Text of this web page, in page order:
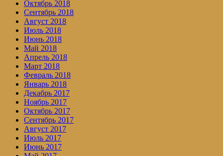
Октябрь 2018
Сентябрь 2018
Август 2018
Июль 2018
Июнь 2018
Май 2018
Апрель 2018
Март 2018
Февраль 2018
Январь 2018
Декабрь 2017
Ноябрь 2017
Октябрь 2017
Сентябрь 2017
Август 2017
Июль 2017
Июнь 2017